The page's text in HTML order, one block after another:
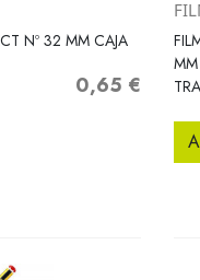
Nº 32 MM CAJA
Precio
0,65 €